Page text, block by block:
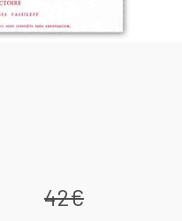
42€